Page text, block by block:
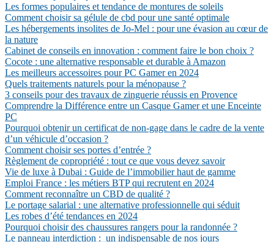
Les formes populaires et tendance de montures de soleils
Comment choisir sa gélule de cbd pour une santé optimale
Les hébergements insolites de Jo-Mel : pour une évasion au cœur de
la nature
Cabinet de conseils en innovation : comment faire le bon choix ?
Cocote : une alternative responsable et durable à Amazon
Les meilleurs accessoires pour PC Gamer en 2024
Quels traitements naturels pour la ménopause ?
3 conseils pour des travaux de zinguerie réussis en Provence
Comprendre la Différence entre un Casque Gamer et une Enceinte
PC
Pourquoi obtenir un certificat de non-gage dans le cadre de la vente
d’un véhicule d’occasion ?
Comment choisir ses portes d’entrée ?
Règlement de copropriété : tout ce que vous devez savoir
Vie de luxe à Dubai : Guide de l’immobilier haut de gamme
Emploi France : les métiers BTP qui recrutent en 2024
Comment reconnaître un CBD de qualité ?
Le portage salarial : une alternative professionnelle qui séduit
Les robes d’été tendances en 2024
Pourquoi choisir des chaussures rangers pour la randonnée ?
Le panneau interdiction : un indispensable de nos jours